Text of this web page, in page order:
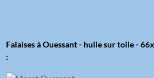
Falaises à Ouessant - huile sur toile -
: